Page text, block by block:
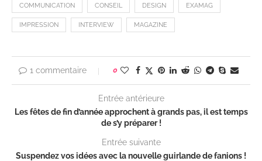
COMMUNICATION CONSEIL DESIGN EXAMAG
IMPRESSION INTERVIEW MAGAZINE
1 commentaire 0
Entrée antérieure
Les fêtes de fin d’année approchent à grands pas, il est temps
de s’y préparer !
Entrée suivante
Suspendez vos idées avec la nouvelle guirlande de fanions !